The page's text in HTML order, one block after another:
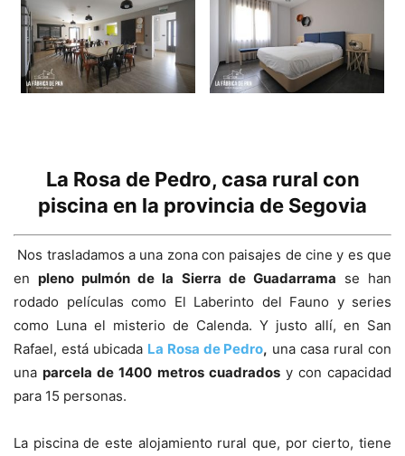
La Rosa de Pedro, casa rural con
piscina en la provincia de Segovia
Nos trasladamos a una zona con paisajes de cine y es que
enpleno pulmón de la Sierra de Guadarrama se han
rodado películas como El Laberinto del Fauno y series
como Luna el misterio de Calenda. Y justo allí, en San
Rafael, está ubicada La Rosa de Pedro, una casa rural con
unaparcela de 1400 metros cuadradosy con capacidad
para 15 personas.
La piscina de este alojamiento rural que, por cierto, tiene